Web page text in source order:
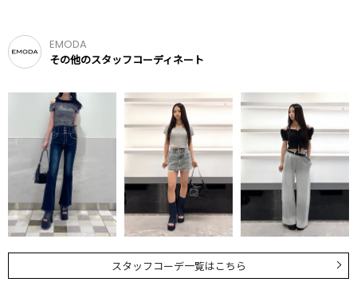
EMODA
その他のスタッフコーディネート
スタッフコーデ一覧はこちら